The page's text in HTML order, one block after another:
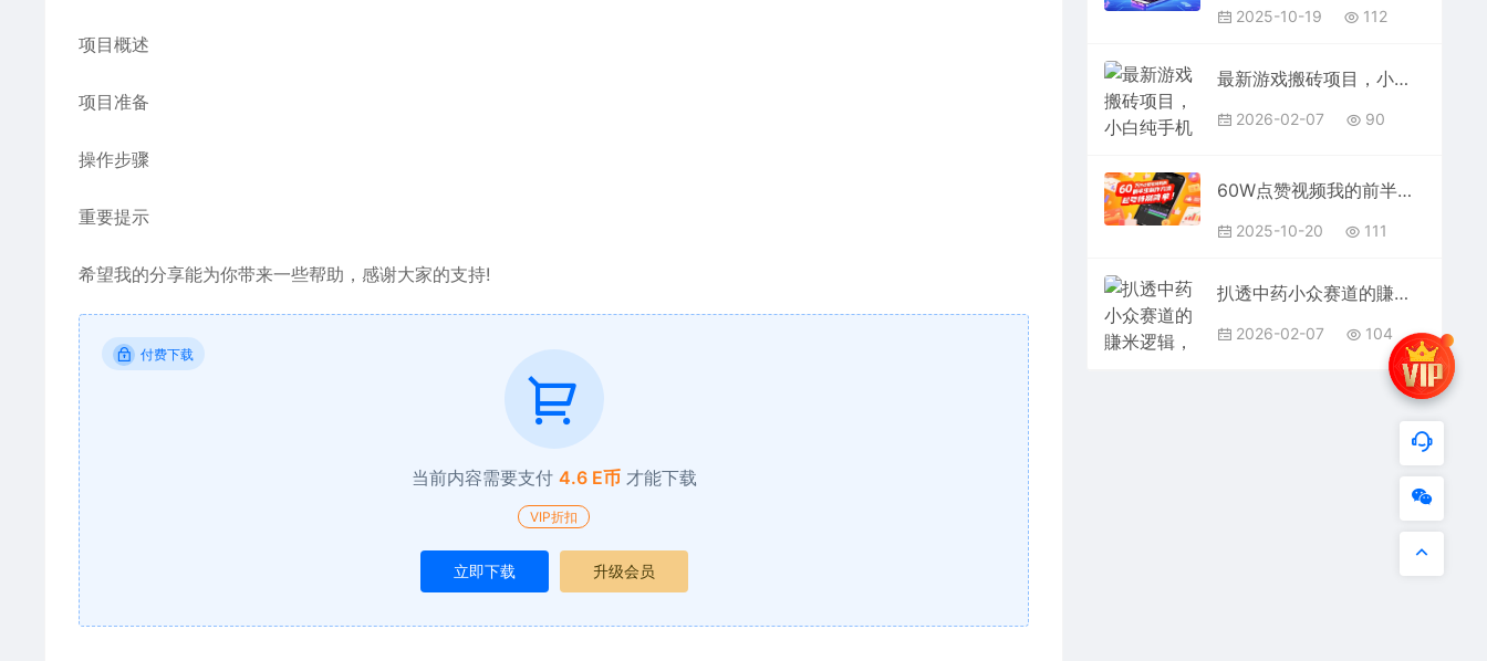
项目概述
项目准备
操作步骤
重要提示
希望我的分享能为你带来一些帮助，感谢大家的支持!
付费下载
当前内容需要支付 4.6 E币 才能下载
VIP折扣
立即下载 升级会员
2025-10-19 112
最新游戏搬砖项目，小白纯手机可操作，不用挂G玩游戏，日入3张【揭秘】
2026-02-07 90
60W点赞视频我的前半生制作方法，起号特别简单
2025-10-20 111
扒透中药小众赛道的賺米逻辑，潜力巨大，适合普通人的低门槛副业
2026-02-07 104